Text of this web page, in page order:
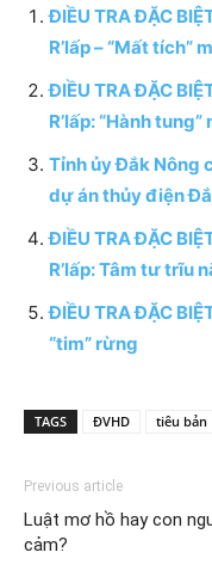
ĐIỀU TRA ĐẶC
R’lấp – “Mất tích”
ĐIỀU TRA ĐẶC
R’lấp: “Hành
Tỉnh ủy Đắk Nông
dự án thủy điện
ĐIỀU TRA ĐẶC
R’lấp: Tâm tư trĩu
ĐIỀU TRA ĐẶC
“tim” rừng
TAGS ĐVHD tiêu bản
Previous article
Luật mơ hồ hay con
cảm?